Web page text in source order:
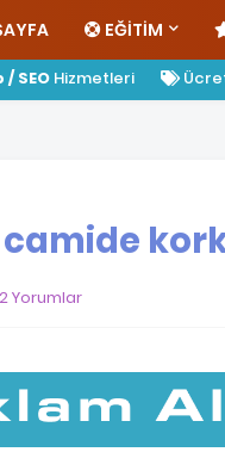
EĞITIM
/ SEO Hizmetleri
2 Yorumlar